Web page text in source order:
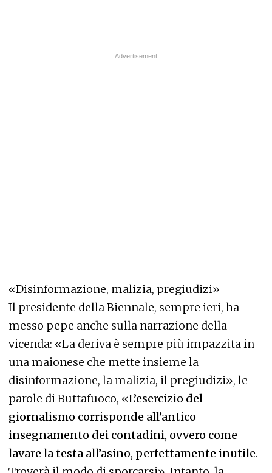
«Disinformazione, malizia, pregiudizi»
Il presidente della Biennale, sempre ieri, ha
messo pepe anche sulla narrazione della
vicenda: «La deriva è sempre più impazzita in
una maionese che mette insieme la
disinformazione, la malizia, il pregiudizi», le
parole di Buttafuoco, «L’esercizio del
giornalismo corrisponde all’antico
insegnamento dei contadini, ovvero come
lavare la testa all’asino, perfettamente inutile.